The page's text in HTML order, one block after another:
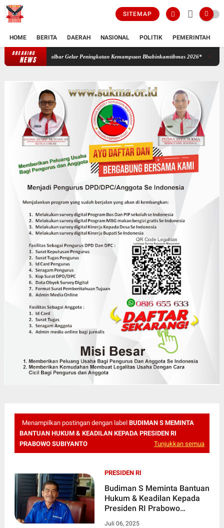
SITEMAP
HOME BERITA DAERAH NASIONAL POLITIK PEMERINTAH
BREAKING
NEWS Sinergi Bangun Ketahanan dan Keamanan Desa, Polda Kalbar Gelar
Menampilkan postingan dengan label BUDIMAN S MEMINTA
BANTUAN HUKUM & KEADILAN KEPADA PRESIDEN RI
PRABOWO SUBIYANTO
Tunjukkan semua
PRESIDEN RI
Budiman S Meminta Bantuan
Hukum & Keadilan Kepada
Presiden RI Prabowo
Juli 06, 2025